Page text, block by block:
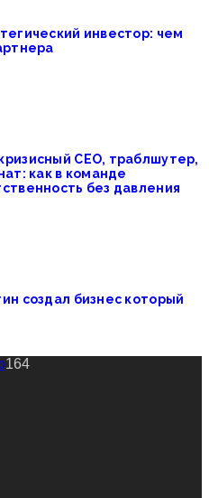
инвестор: чем
CEO, траблшутер,
как в команде
без давления
создал бизнес который
164